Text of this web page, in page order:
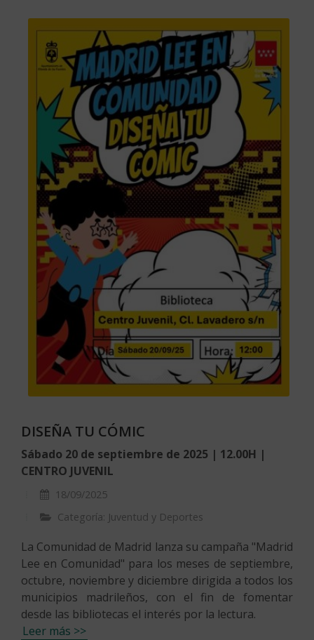
DISEÑA TU CÓMIC
Sábado 20 de septiembre de 2025 | 12.00H |
CENTRO JUVENIL
18/09/2025
Categoría: Juventud y Deportes
La Comunidad de Madrid lanza su campaña "Madrid
Lee en Comunidad" para los meses de septiembre,
octubre, noviembre y diciembre dirigida a todos los
municipios madrileños, con el fin de fomentar
desde las bibliotecas el interés por la lectura.
Leer más >>